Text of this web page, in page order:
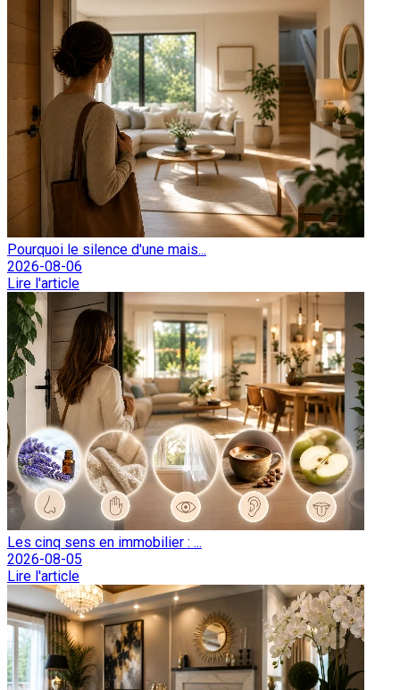
Pourquoi le silence d'une mais...
2026-08-06
Lire l'article
Les cinq sens en immobilier : ...
2026-08-05
Lire l'article